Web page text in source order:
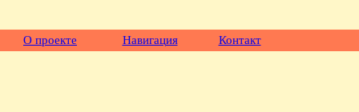
О проекте Навигация Контакт